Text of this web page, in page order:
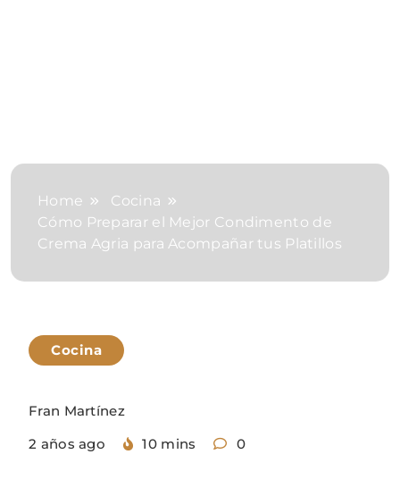
Home
Cocina
Cómo Preparar el Mejor Condimento de
Crema Agria para Acompañar tus Platillos
Cocina
Fran Martínez
2 años ago
10 mins 0